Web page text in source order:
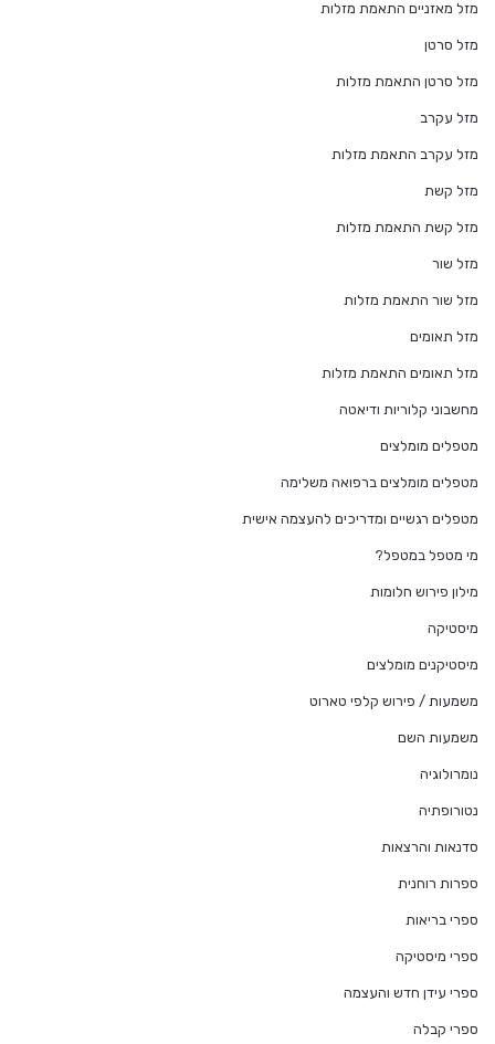
מזל מאזניים התאמת מזלות
מזל סרטן
מזל סרטן התאמת מזלות
מזל עקרב
מזל עקרב התאמת מזלות
מזל קשת
מזל קשת התאמת מזלות
מזל שור
מזל שור התאמת מזלות
מזל תאומים
מזל תאומים התאמת מזלות
מחשבוני קלוריות ודיאטה
מטפלים מומלצים
מטפלים מומלצים ברפואה משלימה
מטפלים רגשיים ומדריכים להעצמה אישית
מי מטפל במטפל?
מילון פירוש חלומות
מיסטיקה
מיסטיקנים מומלצים
משמעות / פירוש קלפי טארוט
משמעות השם
נומרולוגיה
נטורופתיה
סדנאות והרצאות
ספרות רוחנית
ספרי בריאות
ספרי מיסטיקה
ספרי עידן חדש והעצמה
ספרי קבלה